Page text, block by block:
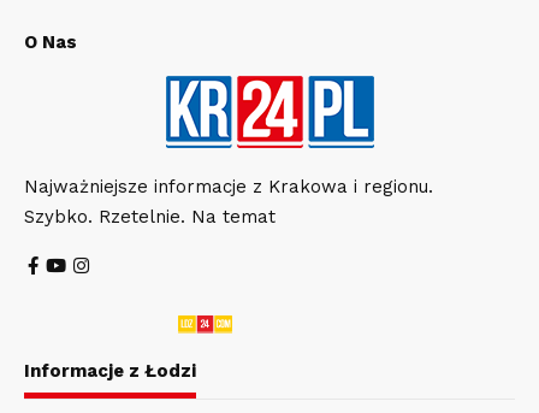
O Nas
Najważniejsze informacje z Krakowa i regionu.
Szybko. Rzetelnie. Na temat
Informacje z Łodzi